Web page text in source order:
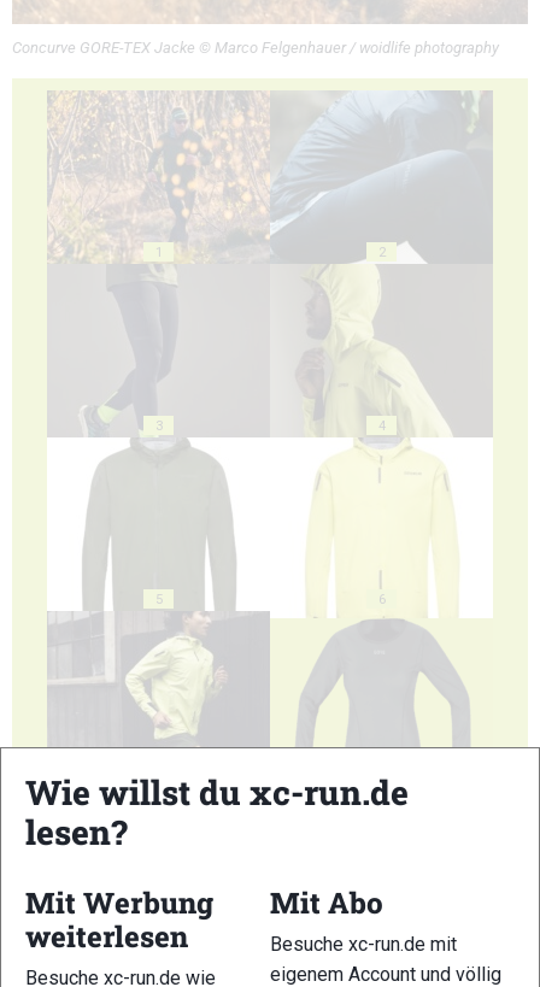
Concurve GORE-TEX Jacke © Marco Felgenhauer / woidlife photography
1 2
3 4
5 6
9 10
Wie willst du xc-run.de
lesen?
Mit Werbung
weiterlesen
Besuche xc-run.de wie
Mit Abo
Besuche xc-run.de mit
eigenem Account und völlig